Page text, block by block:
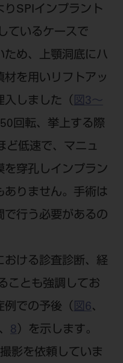
りSPIインプラント
ているケースで
ため、上顎洞底にハ
材を用いリフトアッ
入しました（ 図3～
回転、挙上する際
ど低速で、マニュ
を穿孔しインプラン
ありません。手術は
で行う必要があるの
おける診査診断、経
ことも強調してお
例での予後（ 図6、
、 8 ）を示します。
影を依頼していま